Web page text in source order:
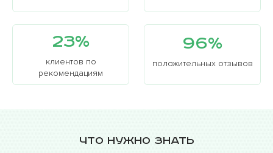
23%
клиентов по
рекомендациям
96%
положительных отзывов
Что нужно знать